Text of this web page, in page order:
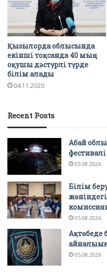
Қызылорда облысында
екінші тоқсанда 40 мың
оқушы дәстүрлі түрде
білім алады
04.11.2020
Recent Posts
Абай
05.08.2026
Білім
05.08.2026
Ақтөбеде
05.08.2026